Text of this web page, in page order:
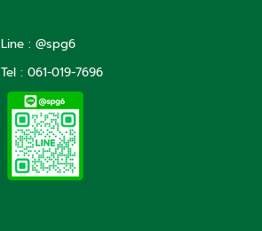
Line : @spg6
Tel : 061-019-7696